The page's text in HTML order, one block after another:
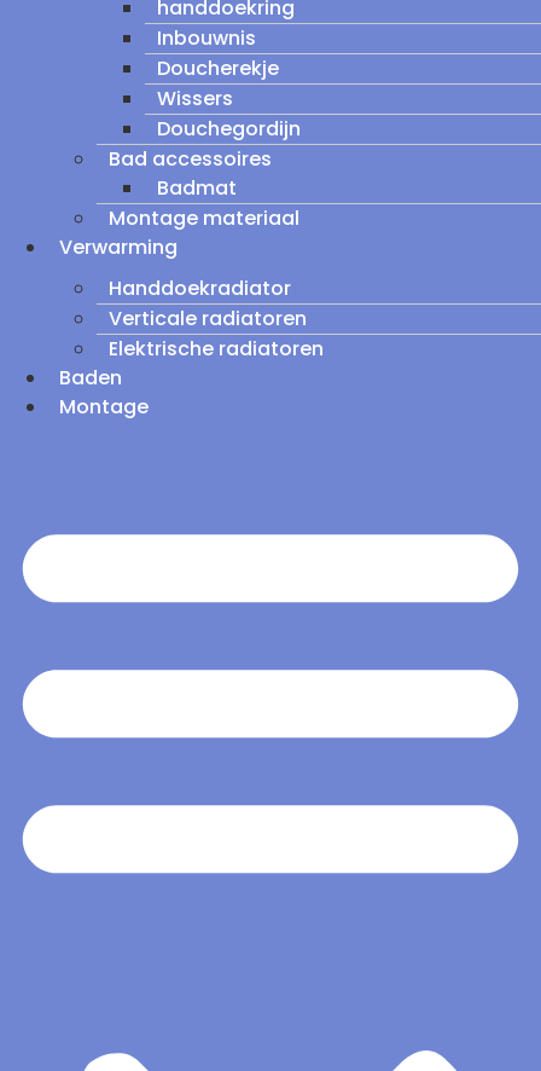
handdoekring
Inbouwnis
Doucherekje
Wissers
Douchegordijn
Bad accessoires
Badmat
Montage materiaal
Verwarming
Handdoekradiator
Verticale radiatoren
Elektrische radiatoren
Baden
Montage